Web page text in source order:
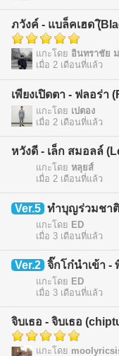
ภวังค์ - แบล็คเฮด (ฺิ
แกะโดย อินทราชัย
เมื่อ 2 เดือนที่แล้ว
เพียงเปิดตา - ฟลอร่า
แกะโดย เปตอง
เมื่อ 2 เดือนที่แล้ว
หวังดี - เล็ก สมอลล์
แกะโดย หลุยส์
เมื่อ 2 เดือนที่แล้ว
Ver.5 ทำบุญร่วมชา
แกะโดย ED
เมื่อ 3 เดือนที่แล้ว
Ver.2 จิ๊กโก๋นำเข้า -
แกะโดย ED
เมื่อ 3 เดือนที่แล้ว
จิบเธอ - จิบเธอ
แกะโดย